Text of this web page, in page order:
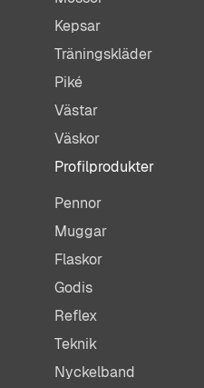
Kepsar
Träningskläder
Piké
Västar
Väskor
Profilprodukter
Pennor
Muggar
Flaskor
Godis
Reflex
Teknik
Nyckelband